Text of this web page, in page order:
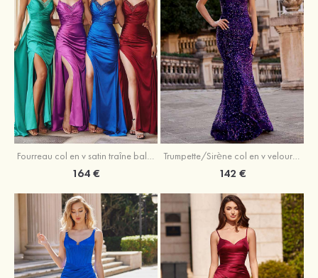
Fourreau col en v satin traîne balayage robe de bal
164 €
Trumpette/Sirène col en v velours paillettes traîne balayage robe de bal
142 €